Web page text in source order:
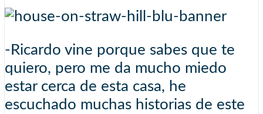
-Ricardo vine porque sabes que te
quiero, pero me da mucho miedo
estar cerca de esta casa, he
escuchado muchas historias de este